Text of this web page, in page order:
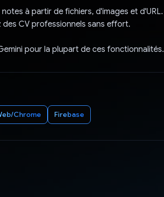
à partir de fichiers, d'images et d'URL.
des CV professionnels sans effort.
pour la plupart de ces fonctionnalités.
Chrome Firebase